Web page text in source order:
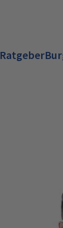
Ratgeber